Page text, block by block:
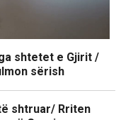
shtetet e Gjirit /
sërish
shtruar/ Rriten